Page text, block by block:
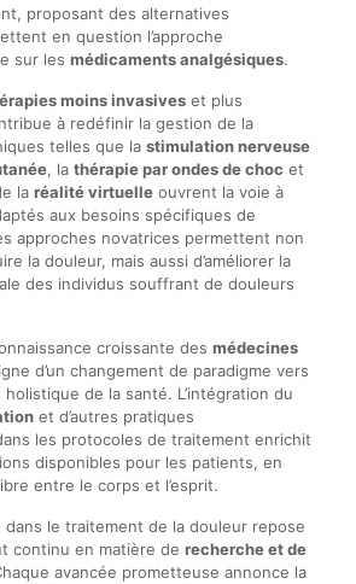
proposant des alternatives
en question l’approche
sur les médicaments analgésiques.
moins invasiveset plus
à redéfinir la gestion de la
telles que la stimulation nerveuse
, la thérapie par ondes de choc et
la réalité virtuelleouvrent la voie à
aux besoins spécifiques de
approches novatrices permettent non
la douleur, mais aussi d’améliorer la
des individus souffrant de douleurs
croissante des médecines
d’un changement de paradigme vers
de la santé. L’intégration du
et d’autres pratiques
les protocoles de traitement enrichit
disponibles pour les patients, en
entre le corps et l’esprit.
le traitement de la douleur repose
continu en matière de recherche et de
avancée prometteuse annonce la